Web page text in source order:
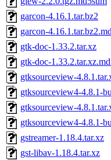
garcon-4.16.1.tar.bz2
garcon-
gtk-doc-1.33.2.tar.xz
gtk-doc-
gtksourceview-
gtksourceview4-4.8.1-
gtksourceview-
gtksourceview4-4.8.1-
gstreamer-1.18.4.tar.xz
gst-libav-1.18.4.tar.xz